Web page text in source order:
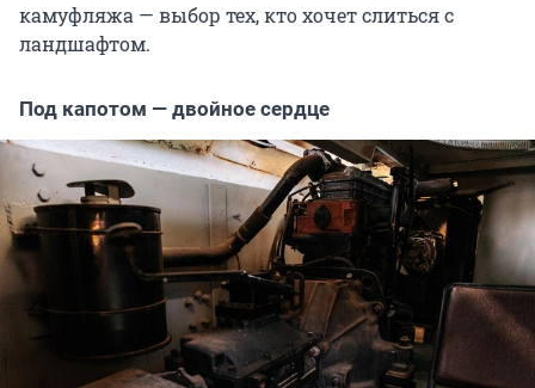
камуфляжа — выбор тех, кто хочет слиться с
ландшафтом.
Под капотом — двойное сердце